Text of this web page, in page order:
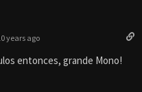
years ago
entonces, grande Mono!